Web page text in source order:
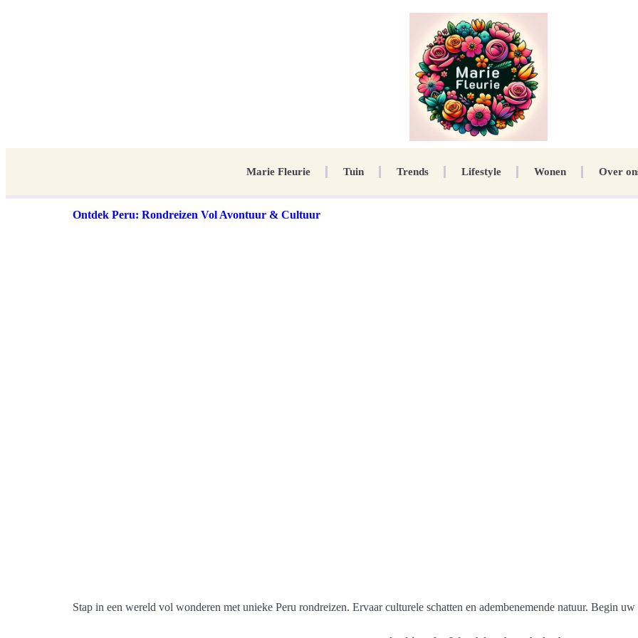
Marie Fleurie Tuin Trends Lifestyle Wonen Over
Ontdek Peru: Rondreizen Vol Avontuur & Cultuur
Stap in een wereld vol wonderen met unieke Peru rondreizen. Ervaar culturele schatten en adembenemende natuur. Begin